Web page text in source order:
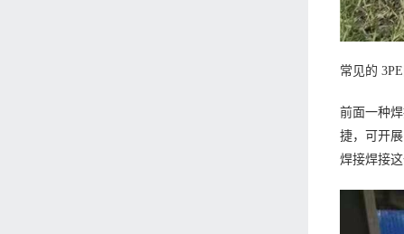
常见的
前面一种
捷，可开
焊接焊接